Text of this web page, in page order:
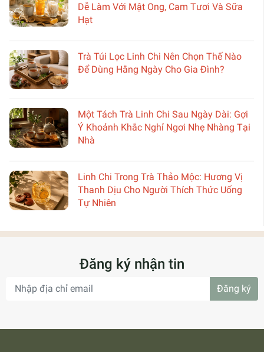
Dễ Làm Với Mật Ong, Cam Tươi Và Sữa
Hạt
Trà Túi Lọc Linh Chi Nên Chọn Thế Nào
Để Dùng Hằng Ngày Cho Gia Đình?
Một Tách Trà Linh Chi Sau Ngày Dài: Gợi
Ý Khoảnh Khắc Nghỉ Ngơi Nhẹ Nhàng Tại
Nhà
Linh Chi Trong Trà Thảo Mộc: Hương Vị
Thanh Dịu Cho Người Thích Thức Uống
Tự Nhiên
Đăng ký nhận tin
Đăng ký